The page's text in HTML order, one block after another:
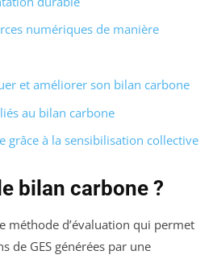
numériques de manière
et améliorer son bilan carbone
au bilan carbone
grâce à la sensibilisation collective
bilan carbone ?
méthode d’évaluation qui permet
de GES générées par une